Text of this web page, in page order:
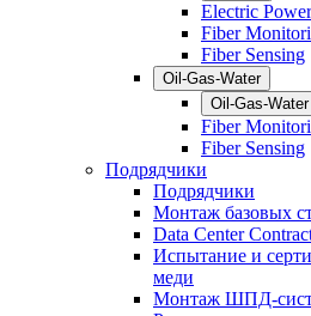
Electric
Fiber
Fiber Sensing
Oil-Gas-Water
Oil-Gas-Water
Fiber
Fiber Sensing
Подрядчики
Подрядчики
Монтаж базовых
Data Center
Испытание и
меди
Монтаж ШПД-